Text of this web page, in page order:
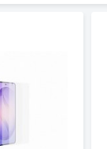
A15 5G